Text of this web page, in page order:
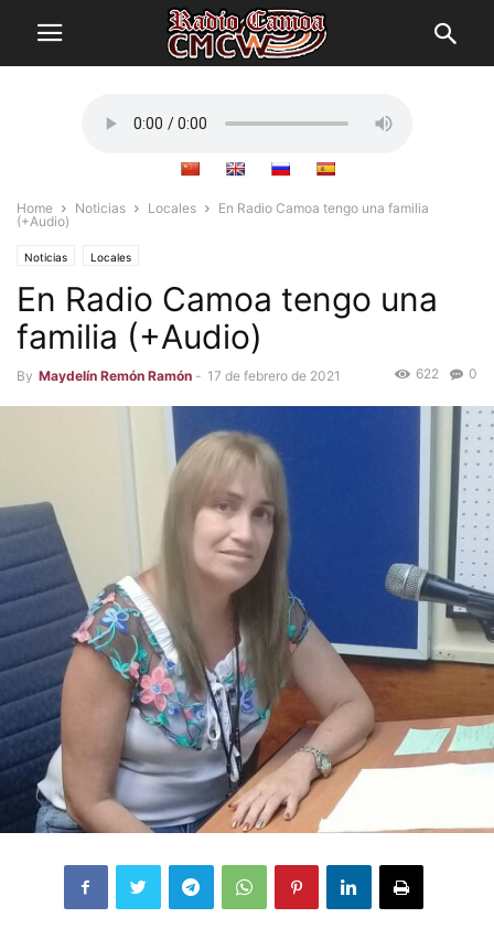
Home Noticias Locales
En Radio Camoa tengo una familia
(+Audio)
Noticias Locales
En Radio Camoa tengo una
familia (+Audio)
By Maydelín Remón Ramón - 17 de febrero de 2021 0
622